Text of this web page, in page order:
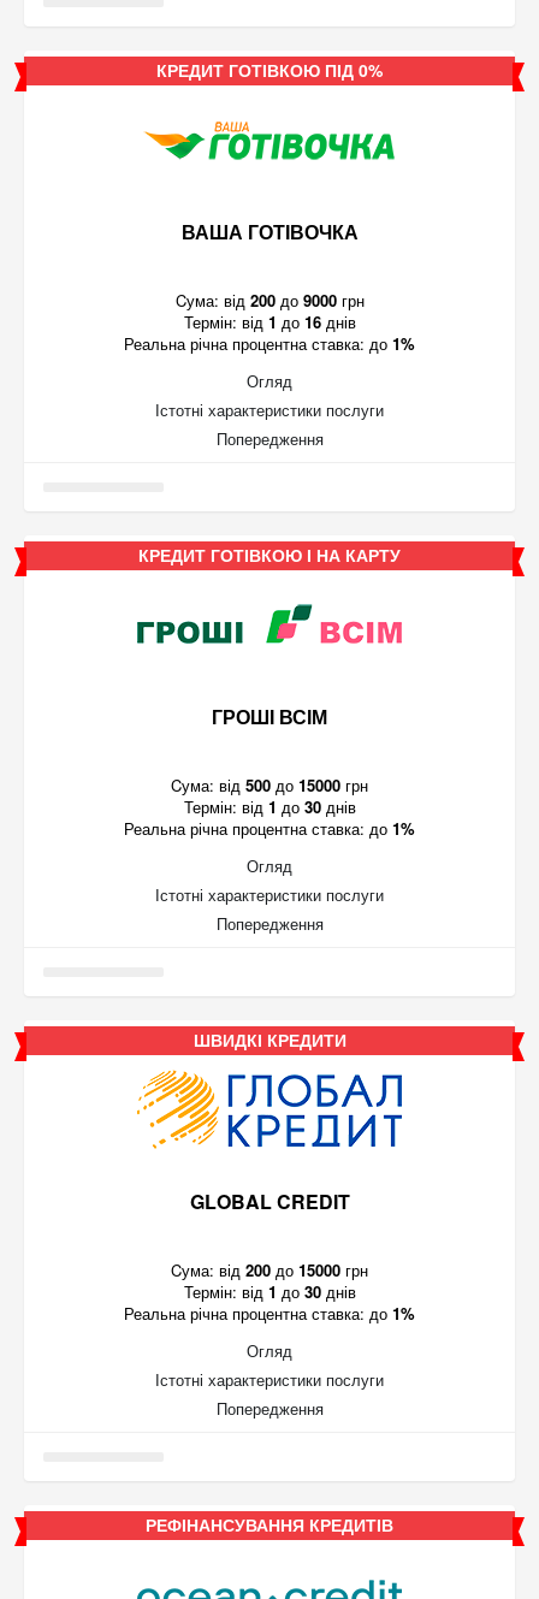
КРЕДИТ ГОТІВКОЮ ПІД 0%
ВАША ГОТІВОЧКА
Cума: від 200до 9000грн
Термін: від 1 до 16днів
Реальна річна процентна ставка: до 1%
Огляд
Істотні характеристики послуги
Попередження
КРЕДИТ ГОТІВКОЮ І НА КАРТУ
ГРОШІ ВСІМ
Cума: від 500 до 15000 грн
Термін: від 1 до 30днів
Реальна річна процентна ставка: до 1%
Огляд
Істотні характеристики послуги
Попередження
ШВИДКІ КРЕДИТИ
GLOBAL CREDIT
Cума: від 200 до 15000 грн
Термін: від 1 до 30днів
Реальна річна процентна ставка: до 1%
Огляд
Істотні характеристики послуги
Попередження
РЕФІНАНСУВАННЯ КРЕДИТІВ